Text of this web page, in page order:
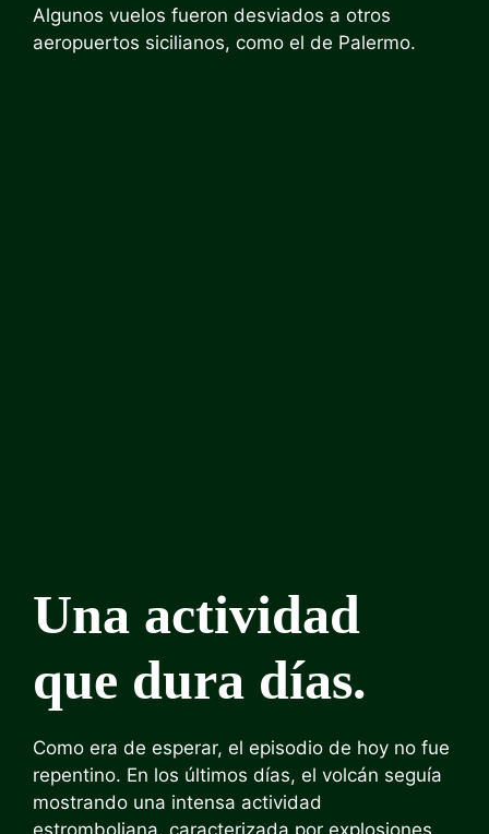
Algunos vuelos fueron desviados a otros
aeropuertos sicilianos, como el de Palermo.
Una actividad
que dura días.
Como era de esperar, el episodio de hoy no fue
repentino. En los últimos días, el volcán seguía
mostrando una intensa actividad